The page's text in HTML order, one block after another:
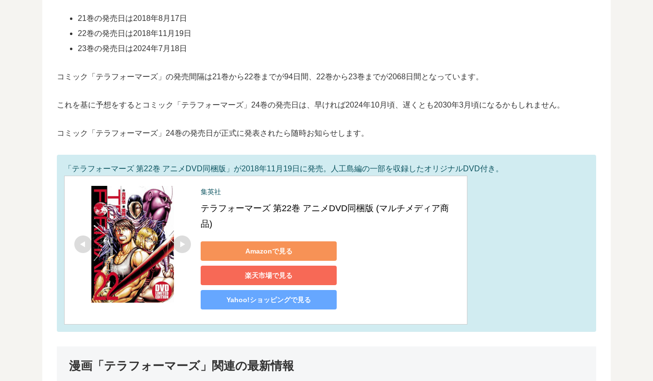
21巻の発売日は2018年8月17日
22巻の発売日は2018年11月19日
23巻の発売日は2024年7月18日
コミック「テラフォーマーズ」の発売間隔は21巻から22巻までが94日間、22巻から23巻までが2068日間となっています。
これを基に予想をするとコミック「テラフォーマーズ」24巻の発売日は、早ければ2024年10月頃、遅くとも2030年3月頃になるかもしれません。
コミック「テラフォーマーズ」24巻の発売日が正式に発表されたら随時お知らせします。
「テラフォーマーズ 第22巻 アニメDVD同梱版」が2018年11月19日に発売。人工島編の一部を収録したオリジナルDVD付き。
集英社
テラフォーマーズ 第22巻 アニメDVD同梱版 (マルチメディア商
品)
Amazonで見る
楽天市場で見る
Yahoo!ショッピングで見る
漫画「テラフォーマーズ」関連の最新情報